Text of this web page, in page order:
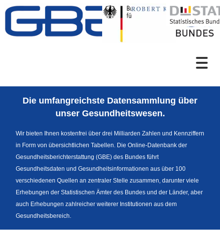
Zum Inhalt
Sprachumschaltung
Die umfangreichste Datensammlung über
unser Gesundheitswesen.
Wir bieten Ihnen kostenfrei über drei Milliarden Zahlen und Kennziffern
in Form von übersichtlichen Tabellen. Die Online-Datenbank der
Gesundheitsberichterstattung (GBE) des Bundes führt
Gesundheitsdaten und Gesundheitsinformationen aus über 100
verschiedenen Quellen an zentraler Stelle zusammen, darunter viele
Erhebungen der Statistischen Ämter des Bundes und der Länder, aber
auch Erhebungen zahlreicher weiterer Institutionen aus dem
Gesundheitsbereich.